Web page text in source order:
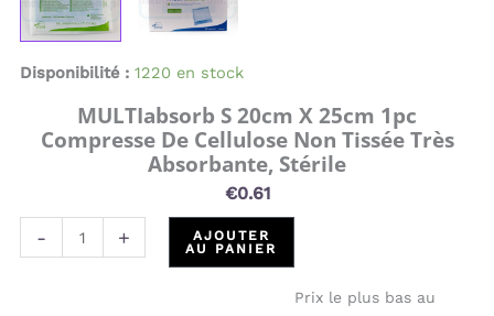
MULTIabsorb S 20cm X 25cm 1pc
Compresse De Cellulose Non Tissée Très
Absorbante, Stérile
€0.61
Disponibilité : 1220 en stock
-
absorbante,
+
AJOUTER
AU PANIER
Prix ​​le plus bas au